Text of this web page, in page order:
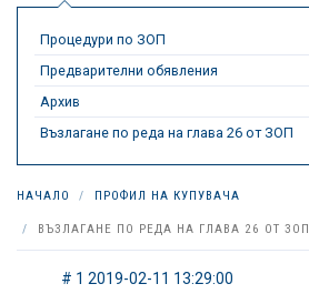
Процедури по ЗОП
Предварителни обявления
Архив
Възлагане по реда на глава 26 от ЗОП
НАЧАЛО ПРОФИЛ НА КУПУВАЧА
ВЪЗЛАГАНЕ ПО РЕДА НА ГЛАВА 26 ОТ ЗОП
# 1 2019-02-11 13:29:00